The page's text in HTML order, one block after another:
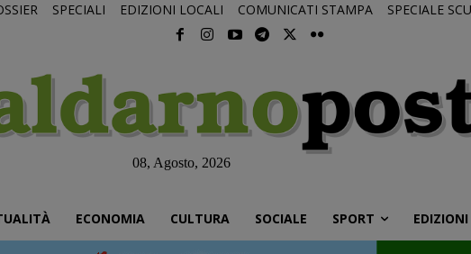
SPECIALI EDIZIONI LOCALI COMUNICATI STAMPA SPECIALE
08, Agosto, 2026
ECONOMIA CULTURA SOCIALE SPORT